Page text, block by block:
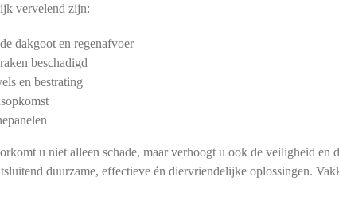
vervelend zijn:
dakgoot en regenafvoer
beschadigd
en bestrating
u niet alleen schade, maar verhoogt u ook de veiligheid en
duurzame, effectieve én diervriendelijke oplossingen.